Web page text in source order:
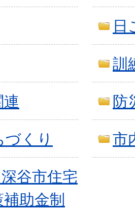
日
訓
連 防
づくり 市
谷市住宅
助金制